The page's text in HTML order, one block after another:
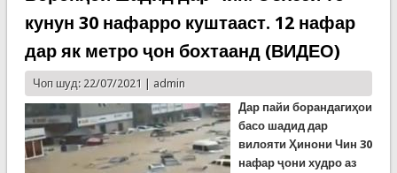
кунун 30 нафарро куштааст. 12 нафар
дар як метро ҷон бохтаанд (ВИДЕО)
Чоп шуд: 22/07/2021 | admin
Дар пайи борандагиҳои
басо шадид дар
вилояти Ҳинони Чин 30
нафар ҷони худро аз